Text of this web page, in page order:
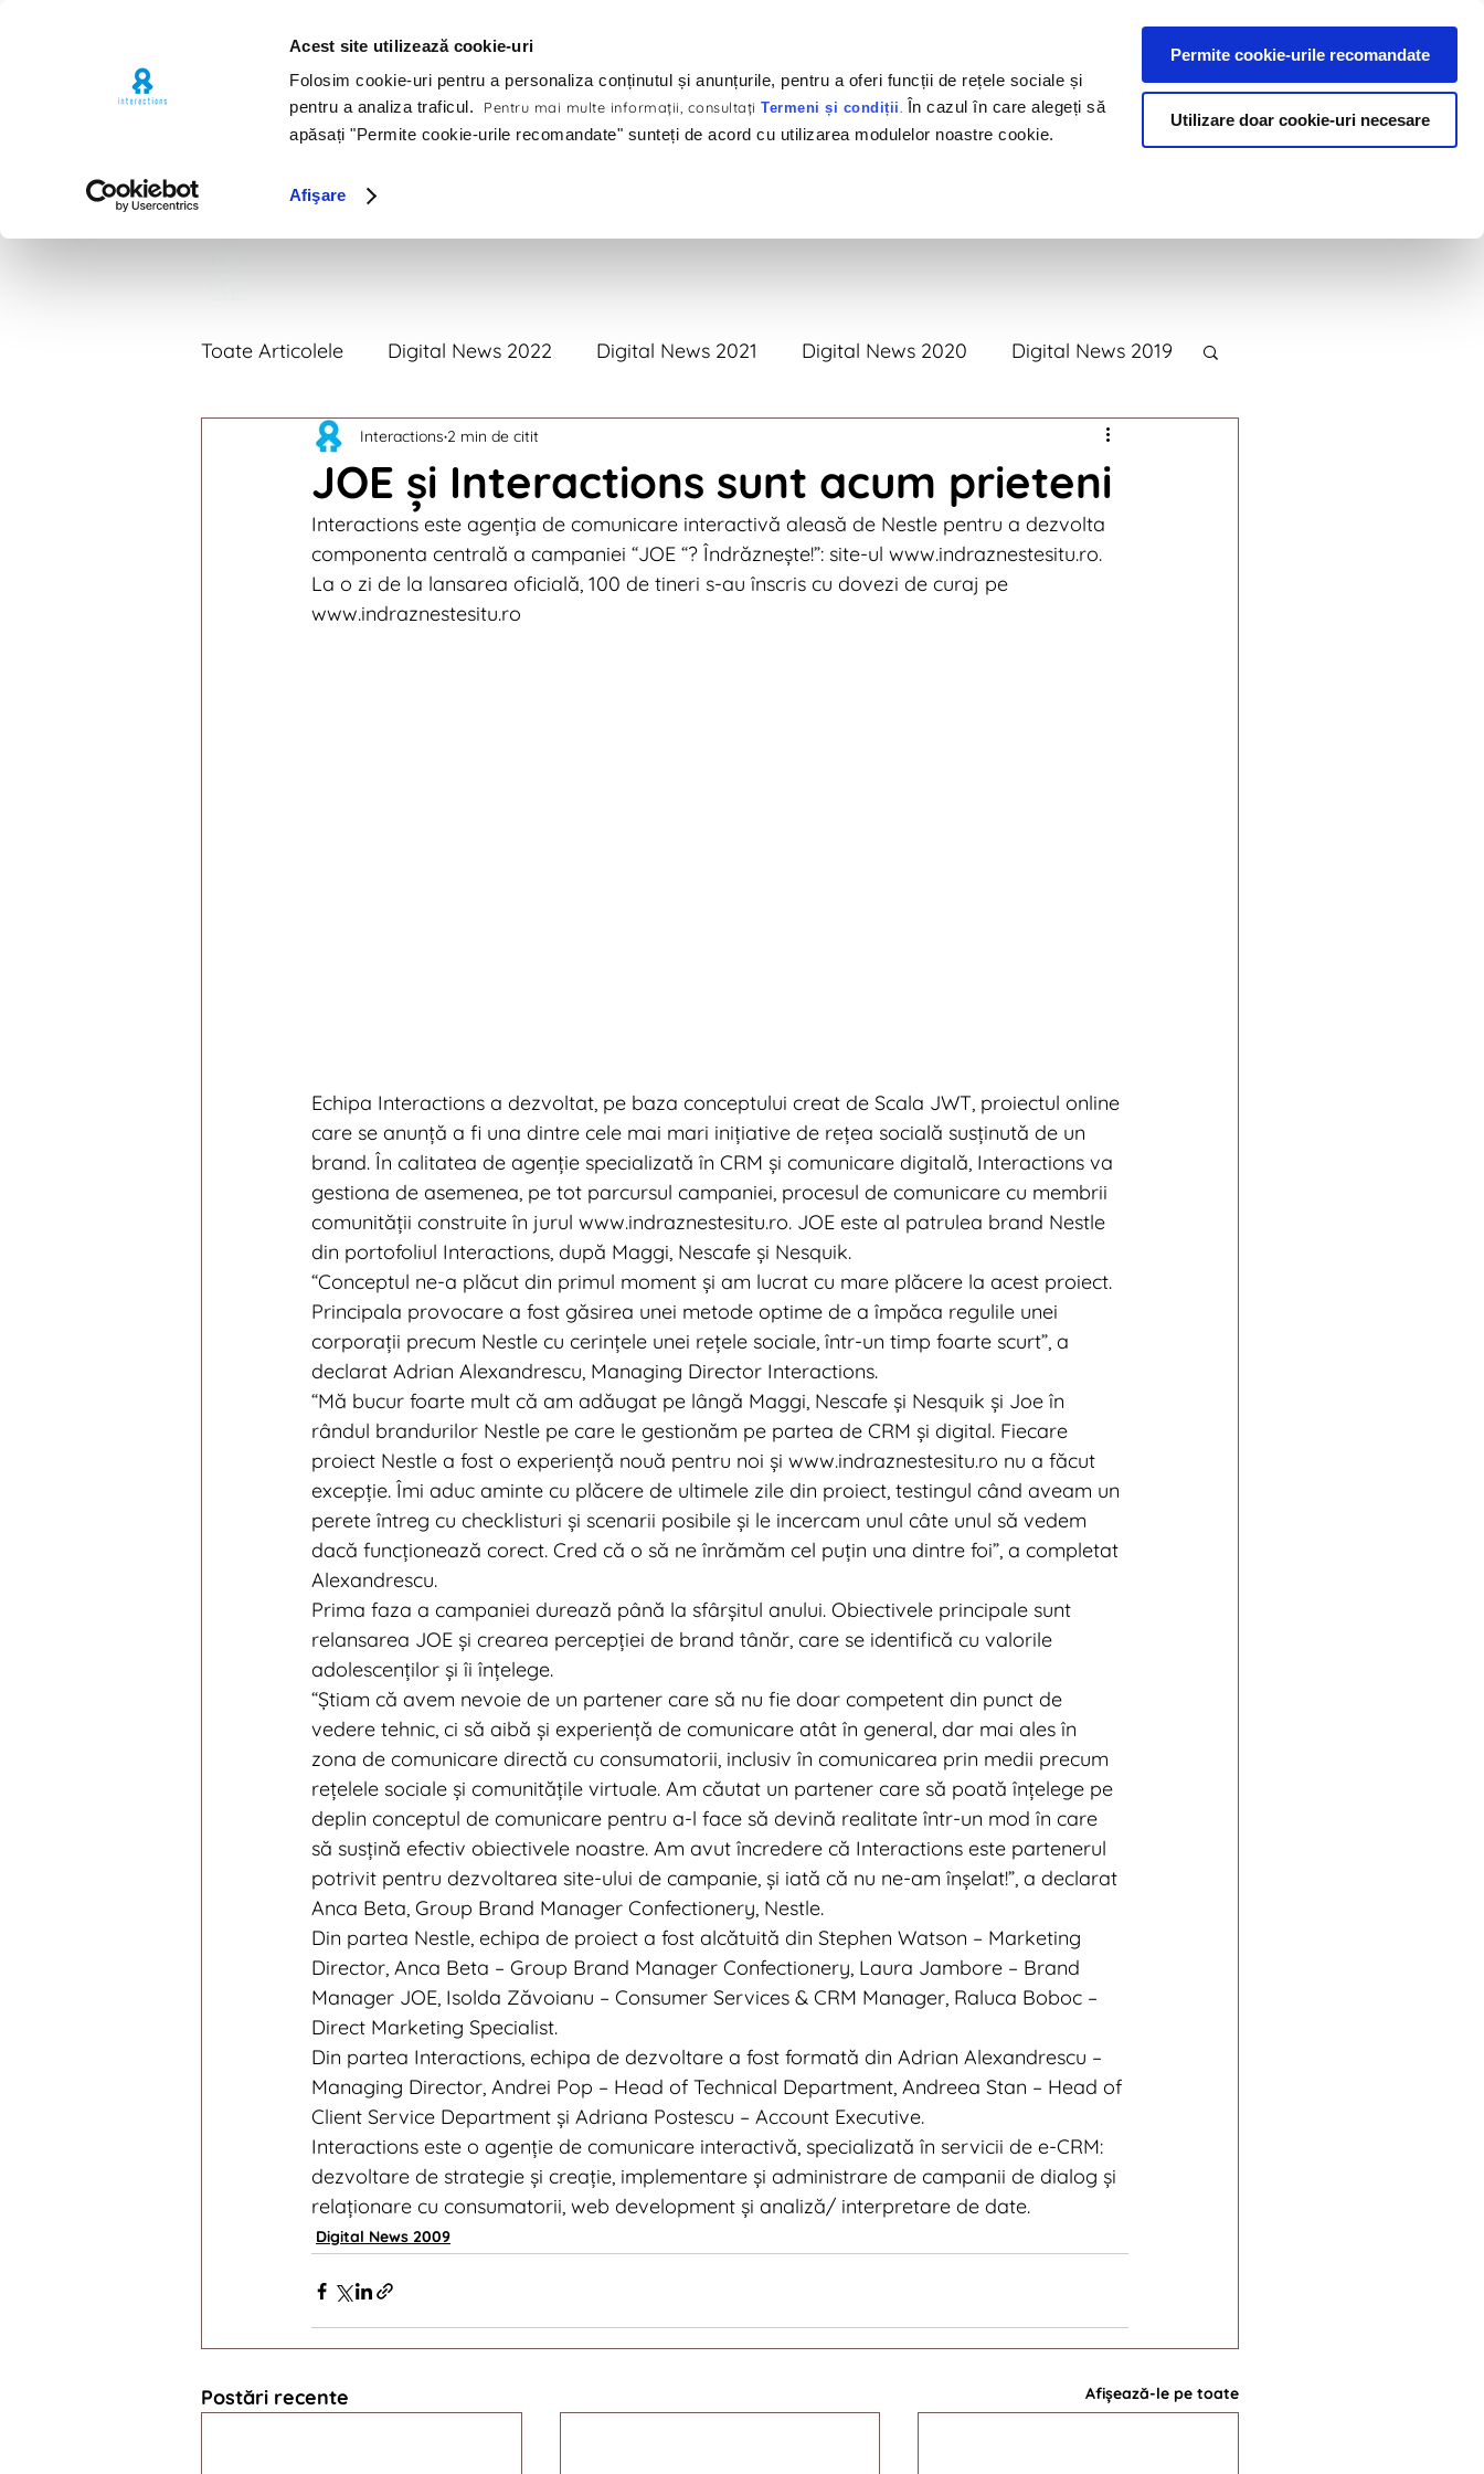
Acest site utilizează cookie-uri
Folosim cookie-uri pentru a personaliza conținutul și anunțurile, pentru a oferi funcții de rețele sociale și
pentru a analiza traficul.
Pentru mai multe informaţii, consultaţiTermeni și condiții . În cazul în care alegeți să
apăsați "Permite cookie-urile recomandate" sunteți de acord cu utilizarea modulelor noastre cookie.
Afişare
Permite cookie-urile recomandate
Utilizare doar cookie-uri necesare
Toate Articolele Digital News 2022 Digital News 2021 Digital News 2020 Digital News 2019
Digital News 2018 Digital News 2017
Digital News 2014 Digital News 2013 Digital News 2012 Digital News 2011
Digital News 2010 Digital News 2009
JOE și Interactions sunt acum prieteni
Interactions 2 min de citit
Interactions este agenția de comunicare interactivă aleasă de Nestle pentru a dezvolta
componenta centrală a campaniei “JOE “? Îndrăznește!”: site-ul www.indraznestesitu.ro.
La o zi de la lansarea oficială, 100 de tineri s-au înscris cu dovezi de curaj pe
www.indraznestesitu.ro
Echipa Interactions a dezvoltat, pe baza conceptului creat de Scala JWT, proiectul online
care se anunță a fi una dintre cele mai mari inițiative de rețea socială susținută de un
brand. În calitatea de agenție specializată în CRM și comunicare digitală, Interactions va
gestiona de asemenea, pe tot parcursul campaniei, procesul de comunicare cu membrii
comunității construite în jurul www.indraznestesitu.ro. JOE este al patrulea brand Nestle
din portofoliul Interactions, după Maggi, Nescafe și Nesquik.
“Conceptul ne-a plăcut din primul moment și am lucrat cu mare plăcere la acest proiect.
Principala provocare a fost găsirea unei metode optime de a împăca regulile unei
corporații precum Nestle cu cerințele unei rețele sociale, într-un timp foarte scurt”, a
declarat Adrian Alexandrescu, Managing Director Interactions.
“Mă bucur foarte mult că am adăugat pe lângă Maggi, Nescafe și Nesquik și Joe în
rândul brandurilor Nestle pe care le gestionăm pe partea de CRM și digital. Fiecare
proiect Nestle a fost o experiență nouă pentru noi și www.indraznestesitu.ro nu a făcut
excepție. Îmi aduc aminte cu plăcere de ultimele zile din proiect, testingul când aveam un
perete întreg cu checklisturi și scenarii posibile și le incercam unul câte unul să vedem
dacă funcționează corect. Cred că o să ne înrămăm cel puțin una dintre foi”, a completat
Alexandrescu.
Prima faza a campaniei durează până la sfârșitul anului. Obiectivele principale sunt
relansarea JOE și crearea percepției de brand tânăr, care se identifică cu valorile
adolescenților și îi înțelege.
“Știam că avem nevoie de un partener care să nu fie doar competent din punct de
vedere tehnic, ci să aibă și experiență de comunicare atât în general, dar mai ales în
zona de comunicare directă cu consumatorii, inclusiv în comunicarea prin medii precum
rețelele sociale și comunitățile virtuale. Am căutat un partener care să poată înțelege pe
deplin conceptul de comunicare pentru a-l face să devină realitate într-un mod în care
să susțină efectiv obiectivele noastre. Am avut încredere că Interactions este partenerul
potrivit pentru dezvoltarea site-ului de campanie, și iată că nu ne-am înșelat!”, a declarat
Anca Beta, Group Brand Manager Confectionery, Nestle.
Din partea Nestle, echipa de proiect a fost alcătuită din Stephen Watson – Marketing
Director, Anca Beta – Group Brand Manager Confectionery, Laura Jambore – Brand
Manager JOE, Isolda Zăvoianu – Consumer Services & CRM Manager, Raluca Boboc –
Direct Marketing Specialist.
Din partea Interactions, echipa de dezvoltare a fost formată din Adrian Alexandrescu –
Managing Director, Andrei Pop – Head of Technical Department, Andreea Stan – Head of
Client Service Department și Adriana Postescu – Account Executive.
Interactions este o agenție de comunicare interactivă, specializată în servicii de e-CRM:
dezvoltare de strategie și creație, implementare și administrare de campanii de dialog și
relaționare cu consumatorii, web development și analiză/ interpretare de date.
Digital News 2009
Postări recente Afișează-le pe toate